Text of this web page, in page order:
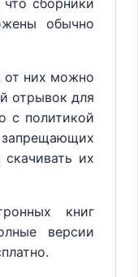
обычно
от них можно
отрывок для
с политикой
их
книг
версии